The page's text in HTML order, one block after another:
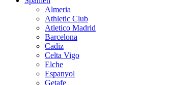
Almeria
Athletic Club
Atletico Madrid
Barcelona
Cadiz
Celta Vigo
Elche
Espanyol
Getafe